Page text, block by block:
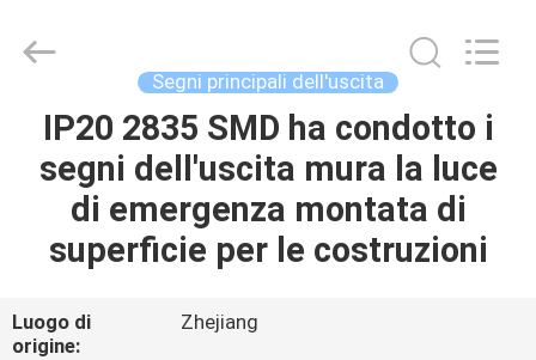
CASA
PRODOTTI
CIRCA
NOI
Dreamy
Technology
Segni principali dell'uscita
IP20 2835 SMD ha condotto i
segni dell'uscita mura la luce
di emergenza montata di
superficie per le costruzioni
Luogo di
origine:
Zhejiang